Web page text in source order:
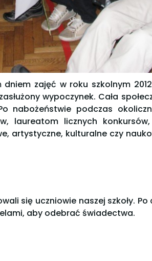
zajęć w roku szkolnym
wypoczynek. Cała
nabożeństwie podczas
laureatom licznych
artystyczne, kulturalne czy
się uczniowie naszej szkoły. Po
aby odebrać świadectwa.